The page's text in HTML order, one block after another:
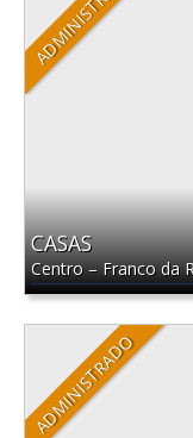
CASAS
Centro–Franco da
ADMINISTRADO